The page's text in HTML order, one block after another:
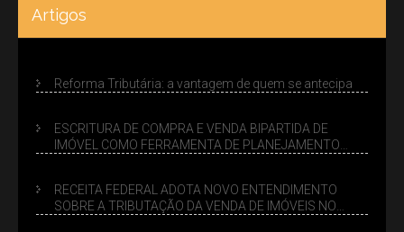
Artigos
Reforma Tributária: a vantagem de quem se antecipa
ESCRITURA DE COMPRA E VENDA BIPARTIDA DE
IMÓVEL COMO FERRAMENTA DE PLANEJAMENTO
RECEITA FEDERAL ADOTA NOVO ENTENDIMENTO
SOBRE A TRIBUTAÇÃO DA VENDA DE IMÓVEIS NO